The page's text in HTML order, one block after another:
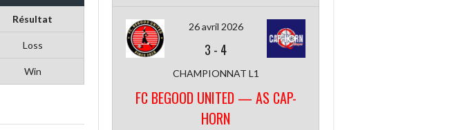
Résultat
Loss
Win
26 avril 2026
3 - 4
CHAMPIONNAT L1
FC BEGOOD UNITED — AS CAP-
HORN